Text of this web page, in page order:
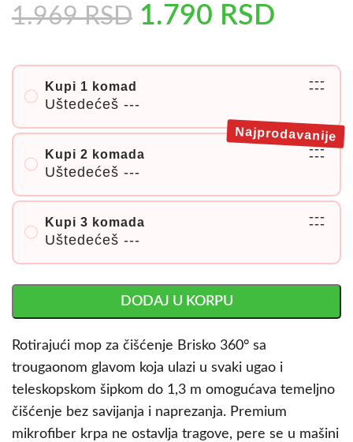
1.969RSD 1.790 RSD
Kupi 1 komad
Uštedećeš ---
---
---
Kupi 2 komada
Uštedećeš ---
---
---
Najprodavanije
Kupi 3 komada
Uštedećeš ---
---
---
DODAJ U KORPU
Rotirajući mop za čišćenje Brisko 360° sa
trougaonom glavom koja ulazi u svaki ugao i
teleskopskom šipkom do 1,3 m omogućava temeljno
čišćenje bez savijanja i naprezanja. Premium
mikrofiber krpa ne ostavlja tragove, pere se u mašini